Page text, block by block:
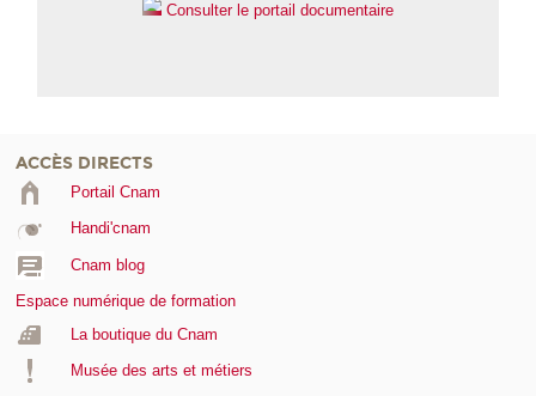
Consulter le portail documentaire
ACCÈS DIRECTS
Portail Cnam
Handi'cnam
Cnam blog
Espace numérique de formation
La boutique du Cnam
Musée des arts et métiers